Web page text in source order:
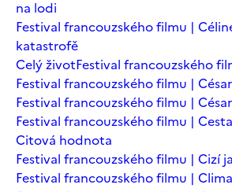
na lodi
Festival francouzského filmu |
katastrofě
Celý životFestival francouzského
Festival francouzského filmu |
Festival francouzského filmu |
Festival francouzského filmu |
Citová hodnota
Festival francouzského filmu | Cizí
Festival francouzského filmu |